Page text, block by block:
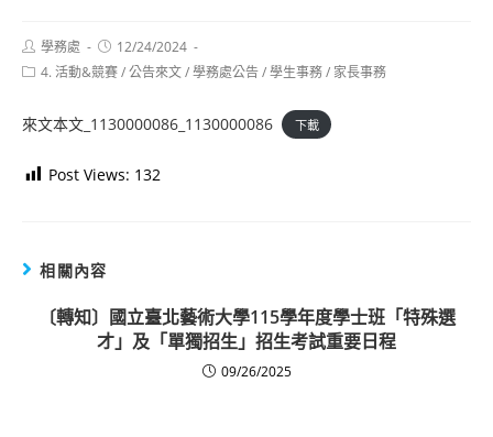
Post
author:
學務處
Post
published:
12/24/2024
Post4. 活動&競賽/公告來文/學務處公告/學生事務/ 家長事務
來文本文_1130000086_1130000086 下載
Post Views: 132
相關內容
〔轉知〕國立臺北藝術大學115學年度學士班「特殊選
才」及「單獨招生」招生考試重要日程
09/26/2025